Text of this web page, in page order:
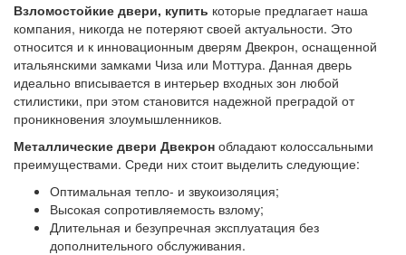
Взломостойкие двери, купить которые предлагает наша
компания, никогда не потеряют своей актуальности. Это
относится и к инновационным дверям Двекрон, оснащенной
итальянскими замками Чиза или Моттура. Данная дверь
идеально вписывается в интерьер входных зон любой
стилистики, при этом становится надежной преградой от
проникновения злоумышленников.
Металлические двери Двекрон обладают колоссальными
преимуществами. Среди них стоит выделить следующие:
Оптимальная тепло- и звукоизоляция;
Высокая сопротивляемость взлому;
Длительная и безупречная эксплуатация без
дополнительного обслуживания.